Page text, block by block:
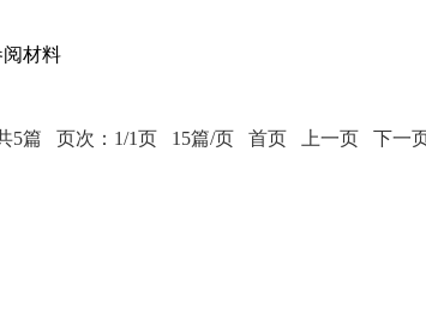
材料
5篇 页次：1/1页 15篇/页 首页 上一页 下一